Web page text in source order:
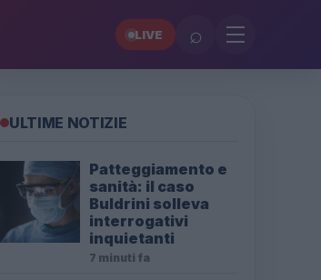
LIVE ⌕
ULTIME NOTIZIE
Patteggiamento e
sanità: il caso
Buldrini solleva
interrogativi
inquietanti
7 minuti fa